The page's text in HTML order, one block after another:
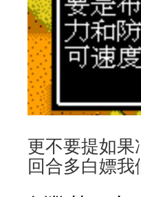
更不要提如
回合多白嫖